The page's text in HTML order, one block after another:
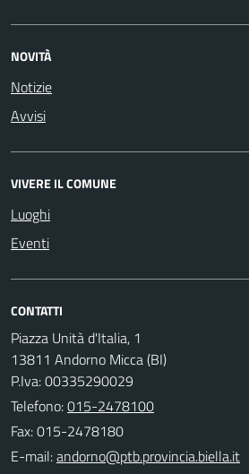
NOVITÀ
Notizie
Avvisi
VIVERE IL COMUNE
Luoghi
Eventi
CONTATTI
Piazza Unità d'Italia, 1
13811 Andorno Micca (BI)
P.Iva: 00335290029
Telefono:015-2478100
Fax: 015-2478180
E-mail: